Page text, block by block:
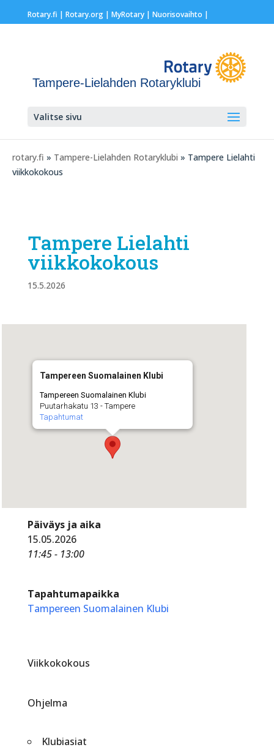
Rotary.fi | Rotary.org| MyRotary | Nuorisovaihto |
Tampere-Lielahden Rotaryklubi
Valitse sivu
rotary.fi » Tampere-Lielahden Rotaryklubi » Tampere Lielahti
viikkokokous
Tampere Lielahti
viikkokokous
15.5.2026
Tampereen Suomalainen Klubi
Tampereen Suomalainen Klubi
Puutarhakatu 13 - Tampere
Tapahtumat
Päiväys ja aika
15.05.2026
11:45 - 13:00
Tapahtumapaikka
Tampereen Suomalainen Klubi
Viikkokokous
Ohjelma
Klubiasiat